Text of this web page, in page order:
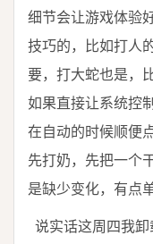
细节会让游戏体验
技巧的，比如打人
要，打大蛇也是，
如果直接让系统控
在自动的时候顺便
先打奶，先把一个
是缺少变化，有点
说实话这周四我